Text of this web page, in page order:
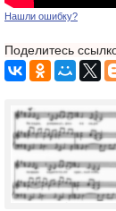
Нашли ошибку?
Поделитесь